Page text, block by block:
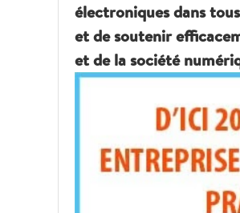
électroniques dans
et de soutenir
et de la société